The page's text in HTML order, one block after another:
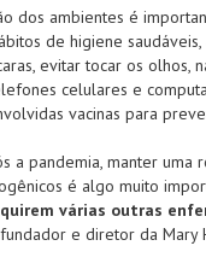
dos ambientes é
de higiene
evitar tocar os olhos,
celulares e
vacinas para
a pandemia, manter
é algo muito
várias outras
e diretor da Mary